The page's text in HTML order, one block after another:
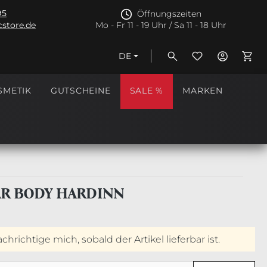
Öffnungszeiten
Mo - Fr 11 - 19 Uhr / Sa 11 - 18 Uhr
DE
GUTSCHEINE SALE % MARKEN
BODY HARDINN
mich, sobald der Artikel lieferbar ist.